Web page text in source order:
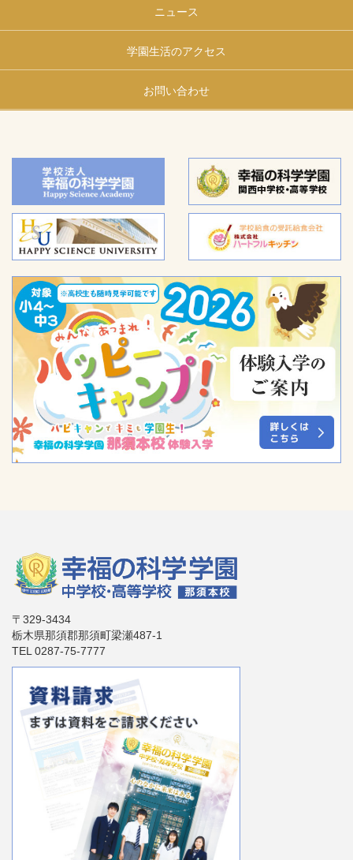
ニュース
学園生活のアクセス
お問い合わせ
〒329-3434
栃木県那須郡那須町梁瀬487-1
TEL 0287-75-7777